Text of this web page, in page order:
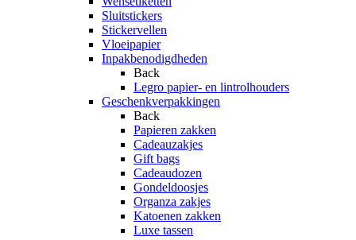
Sluitstickers
Stickervellen
Vloeipapier
Inpakbenodigdheden
Back
Legro papier- en lintrolhouders
Geschenkverpakkingen
Back
Papieren zakken
Cadeauzakjes
Gift bags
Cadeaudozen
Gondeldoosjes
Organza zakjes
Katoenen zakken
Luxe tassen